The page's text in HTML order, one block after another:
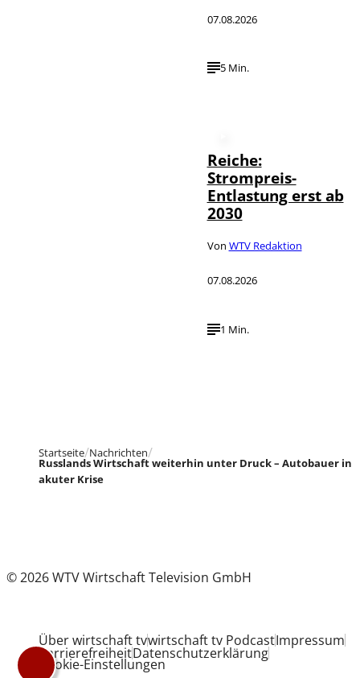
07.08.2026
5 Min.
Reiche:
Strompreis-
Entlastung erst ab
2030
Von WTV Redaktion
07.08.2026
1 Min.
Startseite Nachrichten
Russlands Wirtschaft weiterhin unter Druck – Autobauer in
akuter Krise
© 2026 WTV Wirtschaft Television GmbH
Über wirtschaft tvwirtschaft tv PodcastImpressum
BarrierefreiheitDatenschutzerklärung
Cookie-Einstellungen